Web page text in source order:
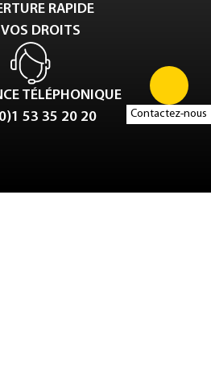
Contactez-nous
RAPIDE
VOS DROITS
TÉLÉPHONIQUE
53 35 20 20